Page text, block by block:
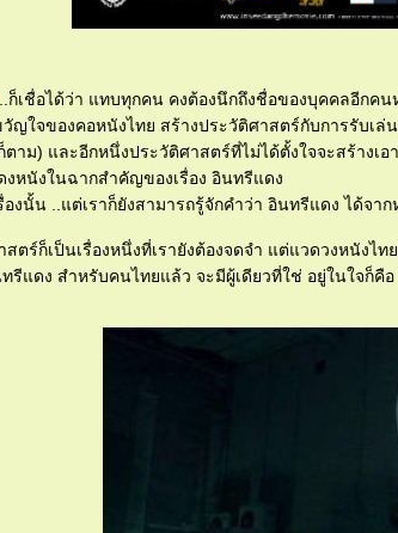
..ก็เชื่อได้ว่า แทบทุกคน คงต้องนึกถึงชื่อของบุคคลอีก
วัญใจของคอหนังไทย สร้างประวัติศาสตร์กับการรับ
าม) และอีกหนึ่งประวัติศาสตร์ที่ไม่ได้ตั้งใจจะสร้างเ
หนังในฉากสำคัญของเรื่อง อินทรีแดง
งนั้น ..แต่เราก็ยังสามารถรู้จักคำว่า อินทรีแดง ได้จา
ตร์ก็เป็นเรื่องหนึ่งที่เรายังต้องจดจำ แต่แวดวงหนังไ
รีแดง สำหรับคนไทยแล้ว จะมีผู้เดียวที่ใช่ อยู่ในใจก็